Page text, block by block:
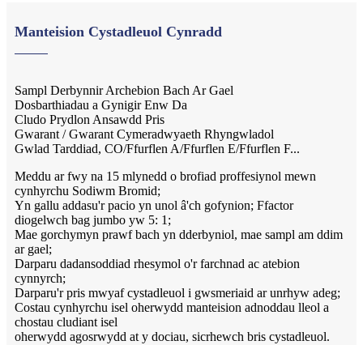
Manteision Cystadleuol Cynradd
Sampl Derbynnir Archebion Bach Ar Gael
Dosbarthiadau a Gynigir Enw Da
Cludo Prydlon Ansawdd Pris
Gwarant / Gwarant Cymeradwyaeth Rhyngwladol
Gwlad Tarddiad, CO/Ffurflen A/Ffurflen E/Ffurflen F...
Meddu ar fwy na 15 mlynedd o brofiad proffesiynol mewn
cynhyrchu Sodiwm Bromid;
Yn gallu addasu'r pacio yn unol â'ch gofynion; Ffactor
diogelwch bag jumbo yw 5: 1;
Mae gorchymyn prawf bach yn dderbyniol, mae sampl am ddim
ar gael;
Darparu dadansoddiad rhesymol o'r farchnad ac atebion
cynnyrch;
Darparu'r pris mwyaf cystadleuol i gwsmeriaid ar unrhyw adeg;
Costau cynhyrchu isel oherwydd manteision adnoddau lleol a
chostau cludiant isel
oherwydd agosrwydd at y dociau, sicrhewch bris cystadleuol.